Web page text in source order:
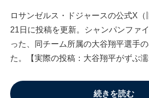
ロサンゼルス・ドジャースの公式X（
21日に投稿を更新。シャンパンファ
った、同チーム所属の大谷翔平選手
た。【実際の投稿：大谷翔平がずぶ
続きを読む